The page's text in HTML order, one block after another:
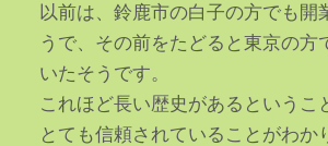
以前は、鈴鹿市の白子の方でも開
うで、その前をたどると東京の方
いたそうです。
これほど長い歴史があるというこ
とても信頼されていることがわか